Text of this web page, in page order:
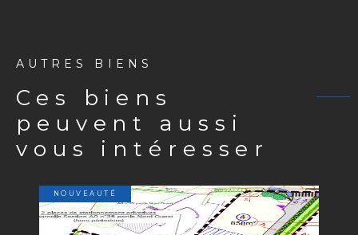
AUTRES BIENS
ces biens
peuvent aussi
vous intéresser
NOUVEAUTÉ